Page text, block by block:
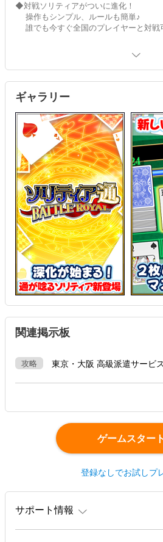
◆対戦ソリティアがついに進化！
操作もシンプル、ルールも簡単♪
誰でも今すぐ全国のプレイヤーと対戦
◆変わらない3人対戦！お役立ち機能も
シンプル操作で勝利を掴もう♪
勝ち進んで、目指すは頂点キングの座！
◆初回登録でお役立ちアイテムプレゼン
ギャラリー
関連掲示板
攻略 東京・大阪 高級派遣サービ
ゲームスター
登録なしでお試しプ
サポート情報